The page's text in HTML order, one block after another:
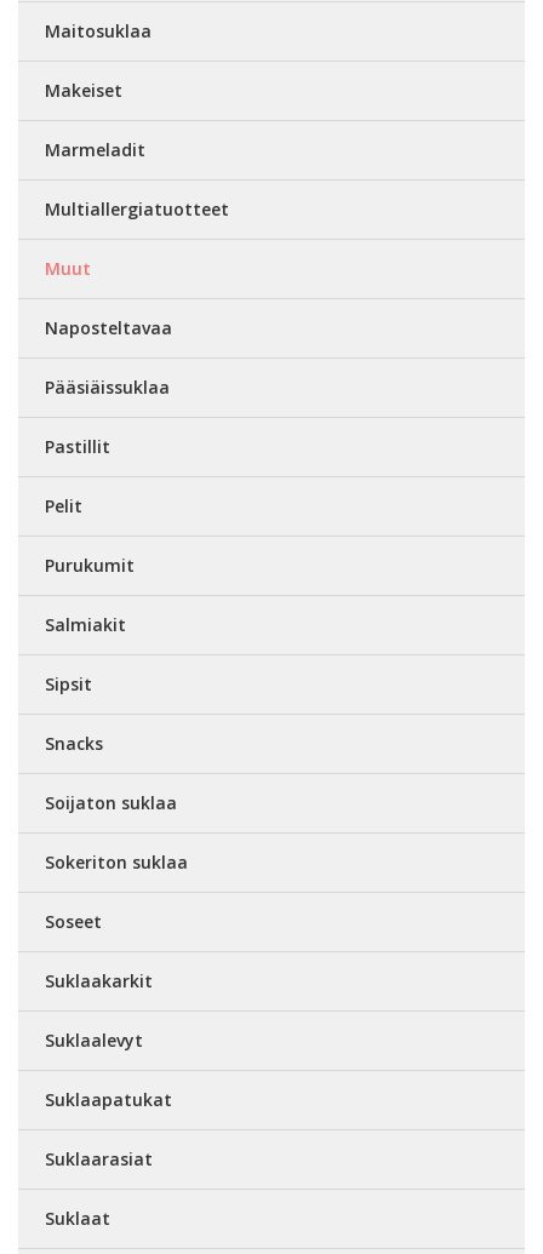
Maitosuklaa
Makeiset
Marmeladit
Multiallergiatuotteet
Muut
Naposteltavaa
Pääsiäissuklaa
Pastillit
Pelit
Purukumit
Salmiakit
Sipsit
Snacks
Soijaton suklaa
Sokeriton suklaa
Soseet
Suklaakarkit
Suklaalevyt
Suklaapatukat
Suklaarasiat
Suklaat